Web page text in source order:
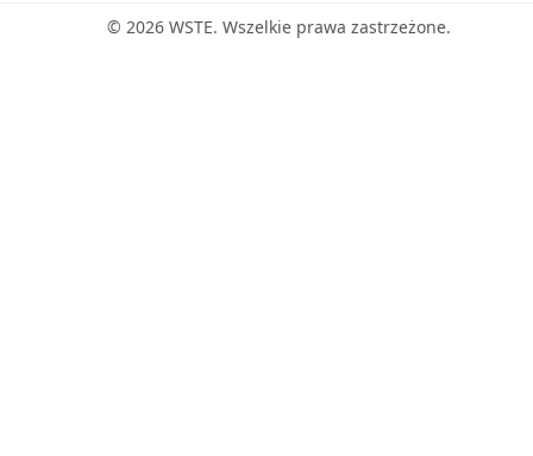
© 2026 WSTE. Wszelkie prawa zastrzeżone.